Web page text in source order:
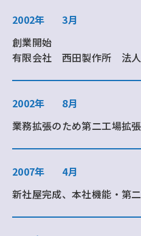
2002年
3月
創業開始
有限会社 西田製作所 法
2002年
8月
業務拡張のため第二工場拡張
2007年
4月
新社屋完成、本社機能・第